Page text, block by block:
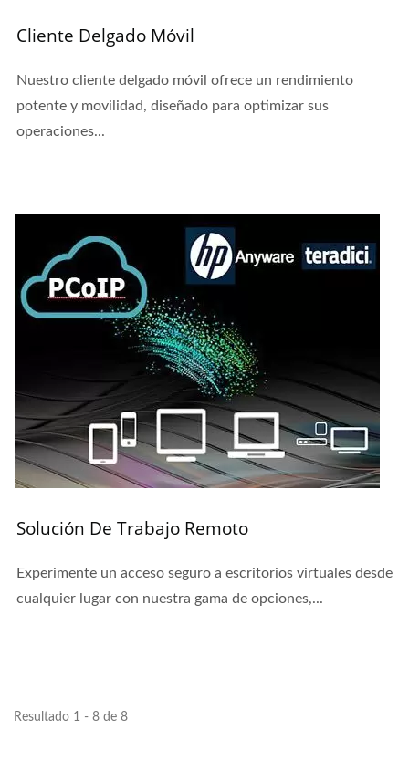
Cliente Delgado Móvil
Nuestro cliente delgado móvil ofrece un rendimiento
potente y movilidad, diseñado para optimizar sus
operaciones...
Solución De Trabajo Remoto
Experimente un acceso seguro a escritorios virtuales desde
cualquier lugar con nuestra gama de opciones,...
Resultado 1 - 8 de 8